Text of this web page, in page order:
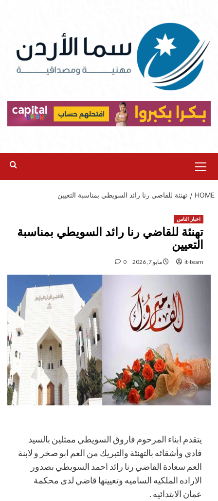
content
Menu
HOME تهنئة للقاضي رنا رائد السويطي بمناسبة التعيين
اخبار الناس
تهنئة للقاضي رنا رائد السويطي بمناسبة
التعيين
it-team مايو 7, 2026 0
يتقدم ابناء المرحوم فاروق السويطي ممثلين بالسيد
فادي وأشقائه بالتهنئة والتبريك من العم ابو صخر و لابنة
العم سعادة القاضي رنا رائد احمد السويطي بصدور
الاراده الملكيه الساميه وتعيينها قاضي لدى محكمة
عمان الابتدائيه .